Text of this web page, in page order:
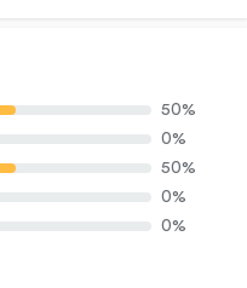
50%
0%
50%
0%
0%